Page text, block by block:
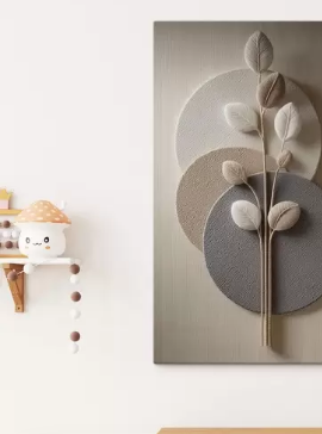
Яскраві, насичені кольори
Стійкість до вицвітання
Безпечне чорнило без запаху
Поверхня з текстурою полотна
Екологічний матеріал
Преміум
Від363
Яскраві, насичені кольори
Стійкість до вицвітання
Безпечне чорнило без запаху
Поверхня з текстурою полотна